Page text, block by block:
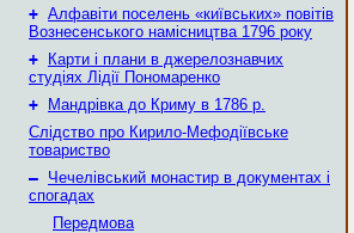
+ Алфавіти поселень «київських» повітів
Вознесенського намісництва 1796 року
+
Карти і плани в джерелознавчих
студіях Лідії Пономаренко
+
Мандрівка до Криму в 1786 р.
Слідство про Кирило-Мефодіївське
товариство
– Чечелівський монастир в документах і
спогадах
Передмова